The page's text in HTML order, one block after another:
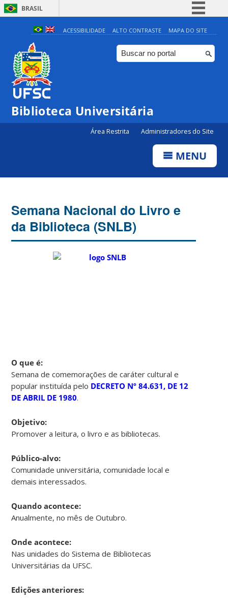
BRASIL
Simplifique!
Comunica BR
Participe
Canais
ACESSIBILIDADE ALTO CONTRASTE MAPA DO SITE
Biblioteca Universitária
Área Restrita Administradores do Site
MENU
Semana Nacional do Livro e
da Biblioteca (SNLB)
O que é:
Semana de comemorações de caráter cultural e
popular instituída pelo DECRETO Nº 84.631, DE 12
DE ABRIL DE 1980.
Objetivo:
Promover a leitura, o livro e as bibliotecas.
Público-alvo:
Comunidade universitária, comunidade local e
demais interessados.
Quando acontece:
Anualmente, no mês de Outubro.
Onde acontece:
Nas unidades do Sistema de Bibliotecas
Universitárias da UFSC.
Edições anteriores: